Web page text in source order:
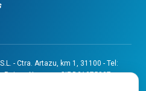
- Ctra. Artazu, km 1, 31100 - Tel:
- Navarra - CIF B31275837.
Tomo 32, Folio 75, Hoja 525.